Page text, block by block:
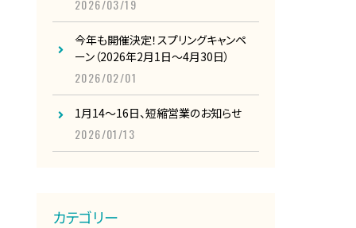
2026/03/19
今年も開催決定！スプリングキャンペ
ーン（2026年2月1日～4月30日）
2026/02/01
1月14～16日、短縮営業のお知らせ
2026/01/13
カテゴリー